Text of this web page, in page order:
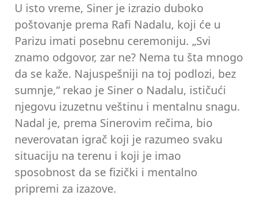
U isto vreme, Siner je izrazio duboko
poštovanje prema Rafi Nadalu, koji će u
Parizu imati posebnu ceremoniju. „Svi
znamo odgovor, zar ne? Nema tu šta mnogo
da se kaže. Najuspešniji na toj podlozi, bez
sumnje,“ rekao je Siner o Nadalu, ističući
njegovu izuzetnu veštinu i mentalnu snagu.
Nadal je, prema Sinerovim rečima, bio
neverovatan igrač koji je razumeo svaku
situaciju na terenu i koji je imao
sposobnost da se fizički i mentalno
pripremi za izazove.